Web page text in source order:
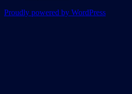
Proudly powered by WordPress